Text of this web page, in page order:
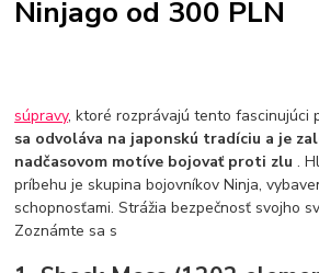
Vianočný darček pre dievča do 20€
Darčeky pre
Hry pre deti
L.O.L. Surprise zvieratká
L.O.L. Surprise hračky
L.O.L. Surprise domčeky
L.O.L. Surprise
L.O.L. Surprise zberateľské figúrky
L.O.L. OMG
Ninjago od 300 PLN
súpravy, ktoré rozprávajú tento fascinujúci
sa odvoláva na japonskú tradíciu a je
nadčasovom motíve bojovať proti zlu.
príbehu je skupina bojovníkov Ninja,
schopnosťami. Strážia bezpečnosť svojho
Zoznámte sa s